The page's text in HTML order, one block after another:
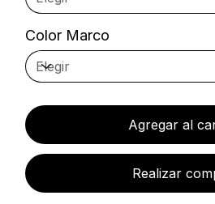
Color Marco
Agregar al
Realizar